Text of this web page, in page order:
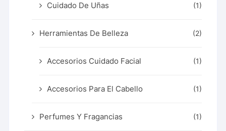
Cuidado De Uñas (1)
Herramientas De Belleza (2)
Accesorios Cuidado Facial (1)
Accesorios Para El Cabello (1)
Perfumes Y Fragancias (1)